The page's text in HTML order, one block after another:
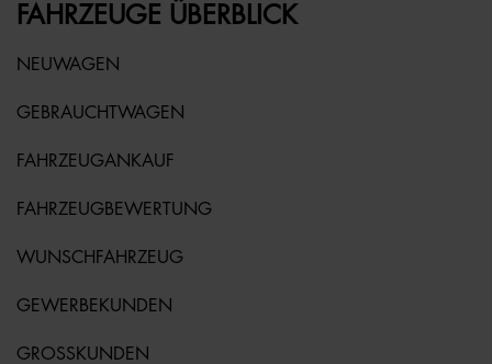
FAHRZEUGE ÜBERBLICK
NEUWAGEN
GEBRAUCHTWAGEN
FAHRZEUGANKAUF
FAHRZEUGBEWERTUNG
WUNSCHFAHRZEUG
GEWERBEKUNDEN
GROSSKUNDEN